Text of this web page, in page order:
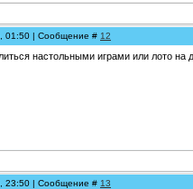
01:50 | Сообщение # 12
настольными играми или лото
23:50 | Сообщение # 13